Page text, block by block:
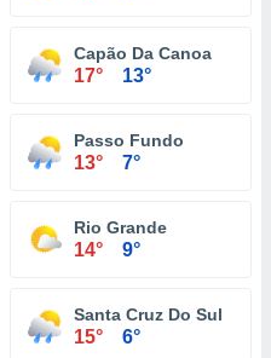
Capão Da Canoa
17° 13°
Passo Fundo
13° 7°
Rio Grande
14° 9°
Santa Cruz Do Sul
15° 6°